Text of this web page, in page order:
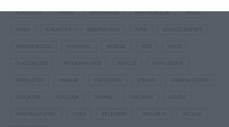
FEJLESZTÉS FÜRDŐ GYÓGYFÜRDŐ HORVÁTORSZÁG HOTEL
KARANTÉN LÉGIKÖZLEKEDÉS
MAGYARORSZÁG MTÜ MÁLTA
OLASZORSZÁG REPÜLŐJÁRAT
REPÜLŐTÉR STATISZTIKA STRAND SZAKMAI CIKKEK
SZPONZOR SZÁLLODA TERMÁL TURIZMUS UTAZÁS
VAKCINAÚTLEVÉL WIZZAIR